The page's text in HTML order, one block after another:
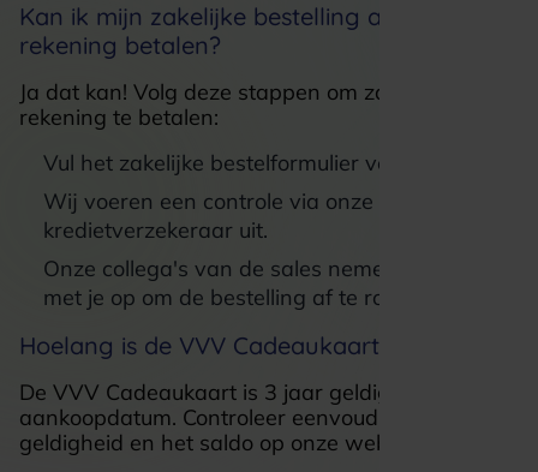
Kan ik mijn zakelijke bestelling achteraf op
rekening betalen?
Ja dat kan! Volg deze stappen om zakelijk op
rekening te betalen:
Vul het zakelijke bestelformulier volledig in.
Wij voeren een controle via onze
kredietverzekeraar uit.
Onze collega's van de sales nemen contact
met je op om de bestelling af te ronden.
Hoelang is de VVV Cadeaukaart geldig?
De VVV Cadeaukaart is 3 jaar geldig vanaf de
aankoopdatum. Controleer eenvoudig de
geldigheid en het saldo op onze website.